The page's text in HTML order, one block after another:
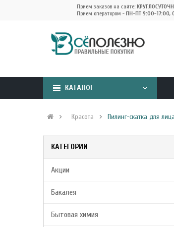
Прием заказов на сайте:
Прием оператором - ПН-ПТ 9:00-
КАТАЛОГ
Красота Пилинг-скатка для
КАТЕГОРИИ
Акции
Бакалея
Бытовая химия